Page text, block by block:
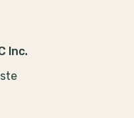
Inc.